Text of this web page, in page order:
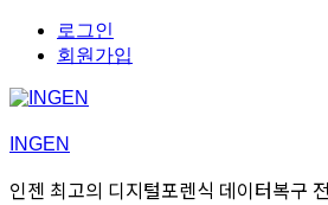
Skip
navigation
Skip
content
로그인
회원가입
INGEN
인젠 최고의 디지털포렌식 데이터복구